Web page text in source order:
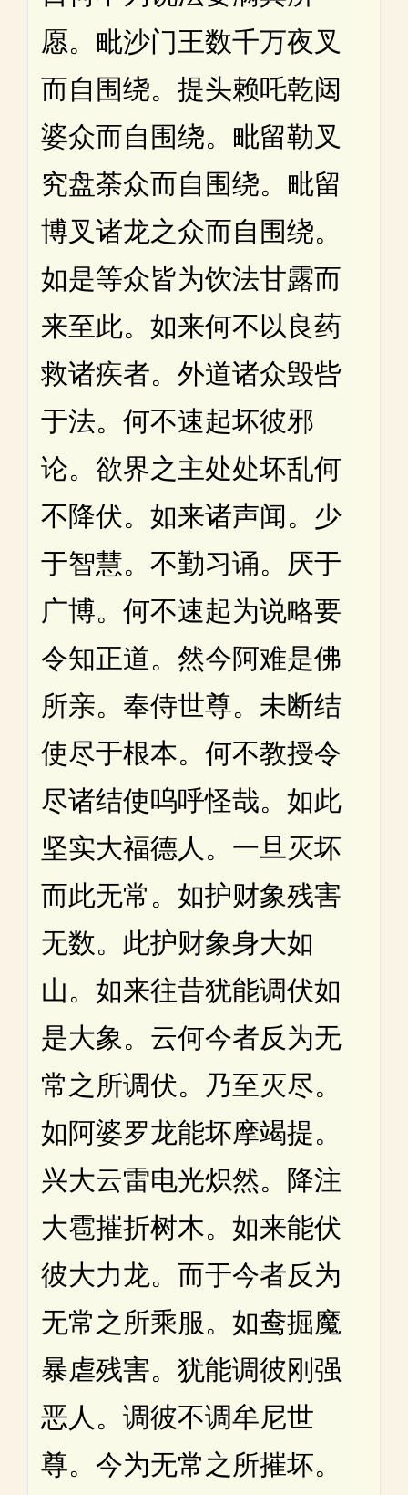
愿。毗沙门王数千万夜叉
而自围绕。提头赖吒乾闼
婆众而自围绕。毗留勒叉
究盘荼众而自围绕。毗留
博叉诸龙之众而自围绕。
如是等众皆为饮法甘露而
来至此。如来何不以良药
救诸疾者。外道诸众毁呰
于法。何不速起坏彼邪
论。欲界之主处处坏乱何
不降伏。如来诸声闻。少
于智慧。不勤习诵。厌于
广博。何不速起为说略要
令知正道。然今阿难是佛
所亲。奉侍世尊。未断结
使尽于根本。何不教授令
尽诸结使呜呼怪哉。如此
坚实大福德人。一旦灭坏
而此无常。如护财象残害
无数。此护财象身大如
山。如来往昔犹能调伏如
是大象。云何今者反为无
常之所调伏。乃至灭尽。
如阿婆罗龙能坏摩竭提。
兴大云雷电光炽然。降注
大雹摧折树木。如来能伏
彼大力龙。而于今者反为
无常之所乘服。如鸯掘魔
暴虐残害。犹能调彼刚强
恶人。调彼不调牟尼世
尊。今为无常之所摧坏。